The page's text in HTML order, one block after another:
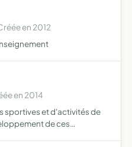
en 2012
en 2014
sportives et d'activités de
de ces